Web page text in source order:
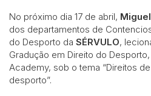
No próximo dia 17 de abril,
dos departamentos de
do Desporto da SÉRVULO,
Gradução em Direito do
Academy, sob o tema “Direitos
desporto”.